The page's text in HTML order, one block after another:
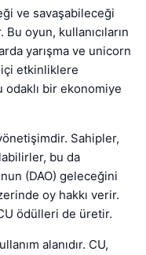
ve savaşabileceği
oyun, kullanıcıların
yarışma ve unicorn
etkinliklere
odaklı bir ekonomiye
Sahipler,
bu da
(DAO) geleceğini
oy hakkı verir.
ödülleri de üretir.
alanıdır. CU,